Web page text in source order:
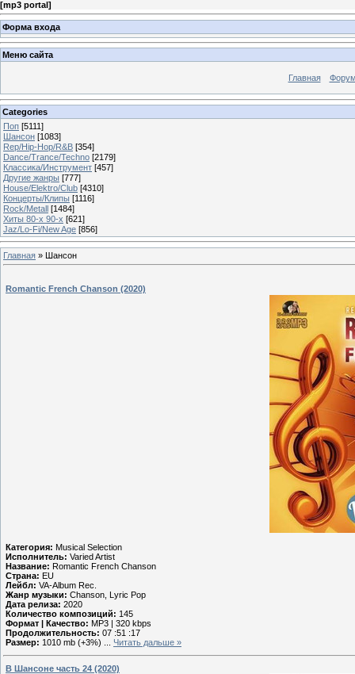
[mp3 portal]
Форма входа
Меню сайта
Главная
Categories
Поп [5111]
Шансон [1083]
Rep/Hip-Hop/R&B [354]
Dance/Trance/Techno [2179]
Классика/Инструмент [457]
Другие жанры [777]
House/Elektro/Club [4310]
Концерты/Клипы [1116]
Rock/Metall [1484]
Хиты 80-х 90-х [621]
Jaz/Lo-Fi/New Age [856]
Главная » Шансон
Romantic French Chanson (2020)
Категория: Musical Selection
Исполнитель: Varied Artist
Название: Romantic French Chanson
Страна: EU
Лейбл: VA-Album Rec.
Жанр музыки: Chanson, Lyric Pop
Дата релиза: 2020
Количество композиций: 145
Формат | Качество: MP3 | 320 kbps
Продолжительность: 07 :51 :17
Размер: 1010 mb (+3%) Читать дальше »
В Шансоне часть 24 (2020)